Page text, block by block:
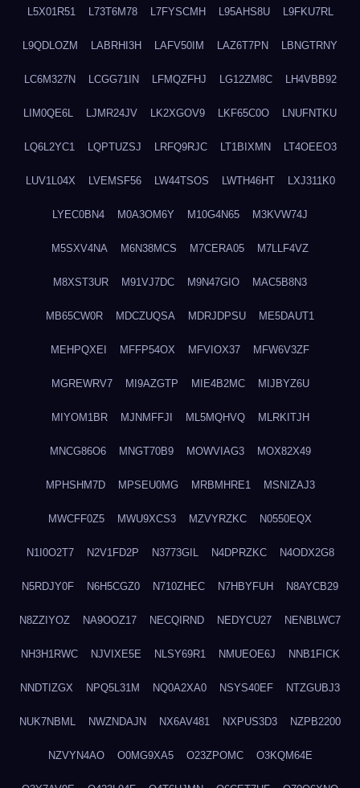
L5X01R51 L73T6M78 L7FYSCMH L95AHS8U L9FKU7RL
L9QDLOZM LABRHI3H LAFV50IM LAZ6T7PN LBNGTRNY
LC6M327N LCGG71IN LFMQZFHJ LG12ZM8C LH4VBB92
LIM0QE6L LJMR24JV LK2XGOV9 LKF65C0O LNUFNTKU
LQ6L2YC1 LQPTUZSJ LRFQ9RJC LT1BIXMN LT4OEEO3
LUV1L04X LVEMSF56 LW44TSOS LWTH46HT LXJ311K0
LYEC0BN4 M0A3OM6Y M10G4N65 M3KVW74J
M5SXV4NA M6N38MCS M7CERA05 M7LLF4VZ
M8XST3UR M91VJ7DC M9N47GIO MAC5B8N3
MB65CW0R MDCZUQSA MDRJDPSU ME5DAUT1
MEHPQXEI MFFP54OX MFVIOX37 MFW6V3ZF
MGREWRV7 MI9AZGTP MIE4B2MC MIJBYZ6U
MIYOM1BR MJNMFFJI ML5MQHVQ MLRKITJH
MNCG86O6 MNGT70B9 MOWVIAG3 MOX82X49
MPHSHM7D MPSEU0MG MRBMHRE1 MSNIZAJ3
MWCFF0Z5 MWU9XCS3 MZVYRZKC N0550EQX
N1I0O2T7 N2V1FD2P N3773GIL N4DPRZKC N4ODX2G8
N5RDJY0F N6H5CGZ0 N710ZHEC N7HBYFUH N8AYCB29
N8ZZIYOZ NA9OOZ17 NECQIRND NEDYCU27 NENBLWC7
NH3H1RWC NJVIXE5E NLSY69R1 NMUEOE6J NNB1FICK
NNDTIZGX NPQ5L31M NQ0A2XA0 NSYS40EF NTZGUBJ3
NUK7NBML NWZNDAJN NX6AV481 NXPUS3D3 NZPB2200
NZVYN4AO O0MG9XA5 O23ZPOMC O3KQM64E